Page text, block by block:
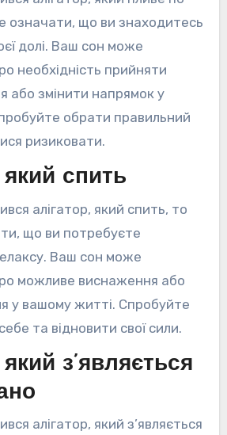
означати, що ви знаходитесь
долі. Ваш сон може
необхідність прийняти
або змінити напрямок у
обрати правильний
ризиковати.
який спить
алігатор, який спить, то
що ви потребуєте
Ваш сон може
можливе виснаження або
у вашому житті. Спробуйте
та відновити свої сили.
з’являється
алігатор, який з’являється